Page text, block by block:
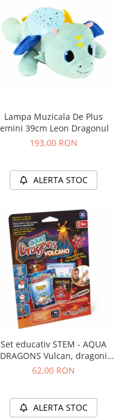
Lampa Muzicala De Plus
Jemini 39cm Leon Dragonul
193,00 RON
ALERTA STOC
Set educativ STEM - AQUA
DRAGONS Vulcan, dragoni
rosii - kit reumplere/starter
62,00 RON
ALERTA STOC